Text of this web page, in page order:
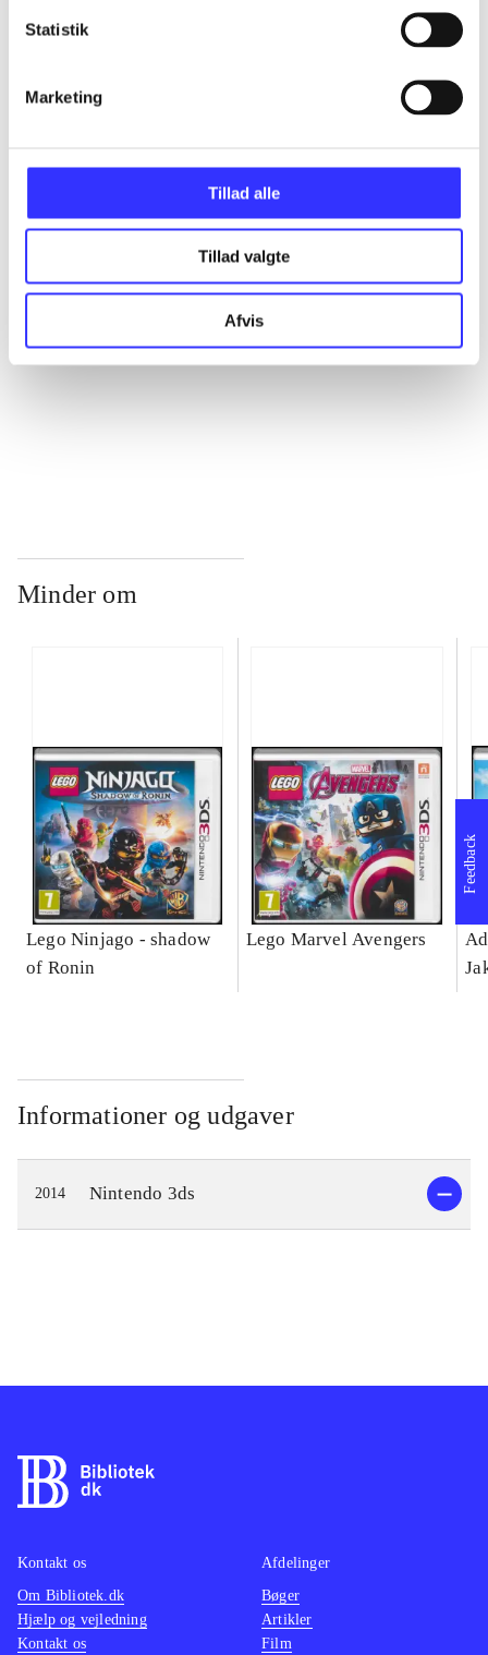
Statistik
Marketing
Tillad alle
Tillad valgte
Afvis
...
...
Minder om
Lego Ninjago - shadow
of Ronin
Lego Marvel Avengers
Informationer og udgaver
2014 Nintendo 3ds
Feedback
Kontakt os
Om Bibliotek.dk
Hjælp og vejledning
Kontakt os
Afdelinger
Bøger
Artikler
Film